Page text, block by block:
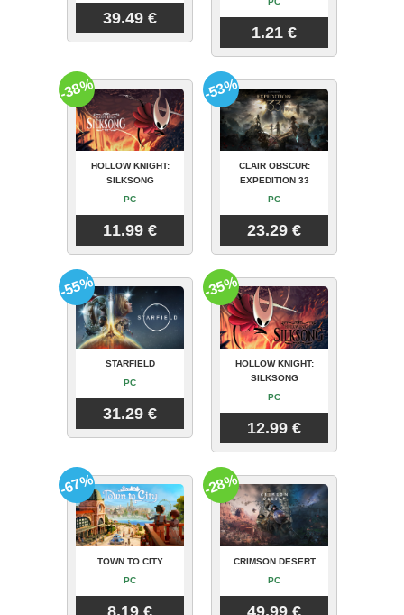
39.49 €
1.21 €
HOLLOW KNIGHT:
SILKSONG
PC
11.99 €
-38%
CLAIR OBSCUR:
EXPEDITION 33
PC
23.29 €
-53%
STARFIELD
PC
31.29 €
-55%
HOLLOW KNIGHT:
SILKSONG
PC
12.99 €
-35%
TOWN TO CITY
PC
-67%
CRIMSON DESERT
PC
-28%